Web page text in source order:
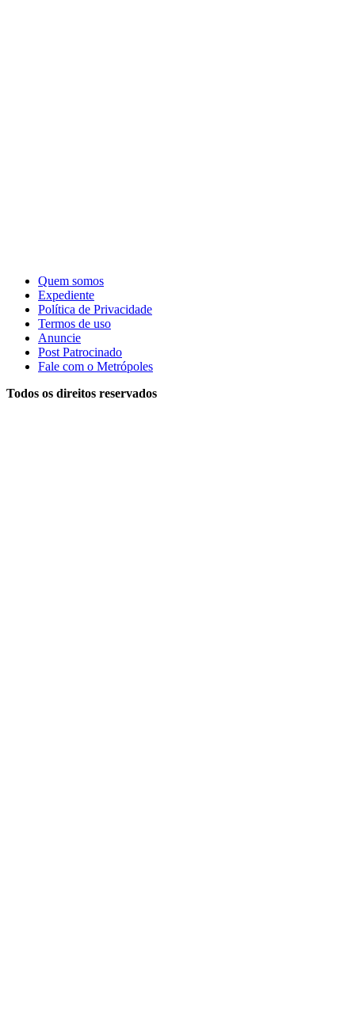
Quem somos
Expediente
Política de Privacidade
Termos de uso
Anuncie
Post Patrocinado
Fale com o Metrópoles
Todos os direitos reservados